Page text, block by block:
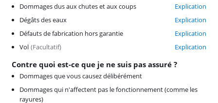
Dommages dus aux chutes et aux coups
Explication
Dégâts des eaux
Explication
Défauts de fabrication hors garantie
Explication
Vol (Facultatif) Explication
Contre quoi est-ce que je ne suis pas assuré ?
Dommages que vous causez délibérément
Dommages qui n'affectent pas le fonctionnement (comme les
rayures)